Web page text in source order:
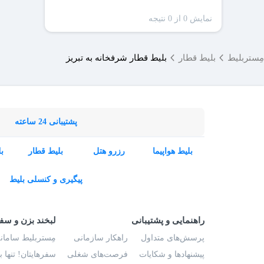
نمایش 0 از 0 نتیجه
مِستربلیط بلیط قطار بلیط قطار شرفخانه به تبریز
پشتیبانی 24 ساعته
بلیط هواپیما رزرو هتل بلیط قطار
پیگیری و کنسلی بلیط
راهنمایی و پشتیبانی
پرسش‌های متداول
پیشنهادها و شکایات
راهکار سازمانی
فرصت‌های شغلی
لبخند بزن و
مِستربلیط
سفرهایتان!